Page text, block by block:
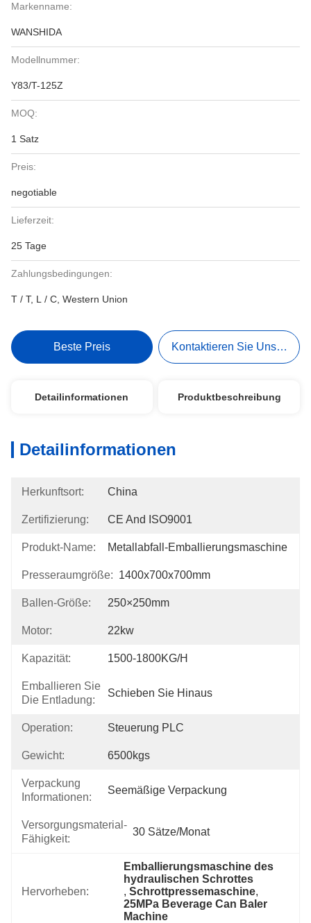
Markenname:
WANSHIDA
Modellnummer:
Y83/T-125Z
MOQ:
1 Satz
Preis:
negotiable
Lieferzeit:
25 Tage
Zahlungsbedingungen:
T / T, L / C, Western Union
Beste Preis Kontaktieren Sie Uns Jetzt
Detailinformationen Produktbeschreibung
Detailinformationen
Herkunftsort: China
Zertifizierung: CE And ISO9001
Produkt-Name: Metallabfall-Emballierungsmaschine
Presseraumgröße: 1400x700x700mm
Ballen-Größe: 250×250mm
Motor: 22kw
Kapazität: 1500-1800KG/h
Emballieren Sie
Die Entladung:
Schieben Sie Hinaus
Operation: Steuerung PLC
Gewicht: 6500kgs
Verpackung
Informationen:
Seemäßige Verpackung
Versorgungsmaterial-
Fähigkeit:
30 Sätze/Monat
Hervorheben:
Emballierungsmaschine des
hydraulischen Schrottes
, Schrottpressemaschine,
25MPa Beverage Can Baler
Machine